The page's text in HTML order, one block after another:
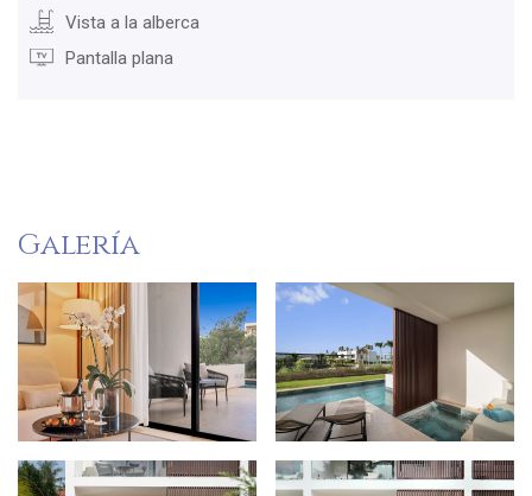
Vista a la alberca
Pantalla plana
Galería